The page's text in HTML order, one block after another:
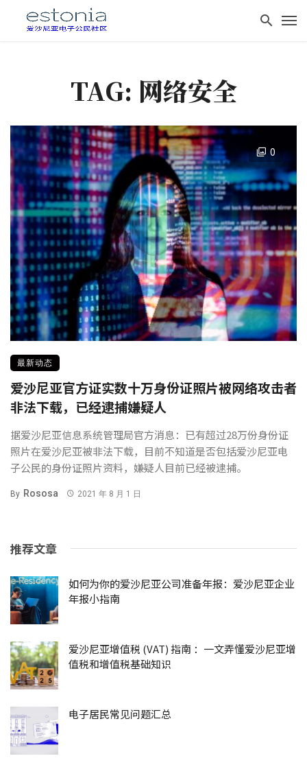
TAG: 网络安全
0
最新动态
爱沙尼亚官方证实数十万身份证照片被网络攻击者
非法下载，已经逮捕嫌疑人
据爱沙尼亚信息系统管理局官方消息：已有超过28万份身份证
照片在爱沙尼亚被非法下载，目前不知道是否包括爱沙尼亚电
子公民的身份证照片资料，嫌疑人目前已经被逮捕。
By Rososa 2021 年 8 月 1 日
推荐文章
如何为你的爱沙尼亚公司准备年报：爱沙尼亚企业
年报小指南
爱沙尼亚增值税 (VAT) 指南 ：一文弄懂爱沙尼亚增
值税和增值税基础知识
电子居民常见问题汇总